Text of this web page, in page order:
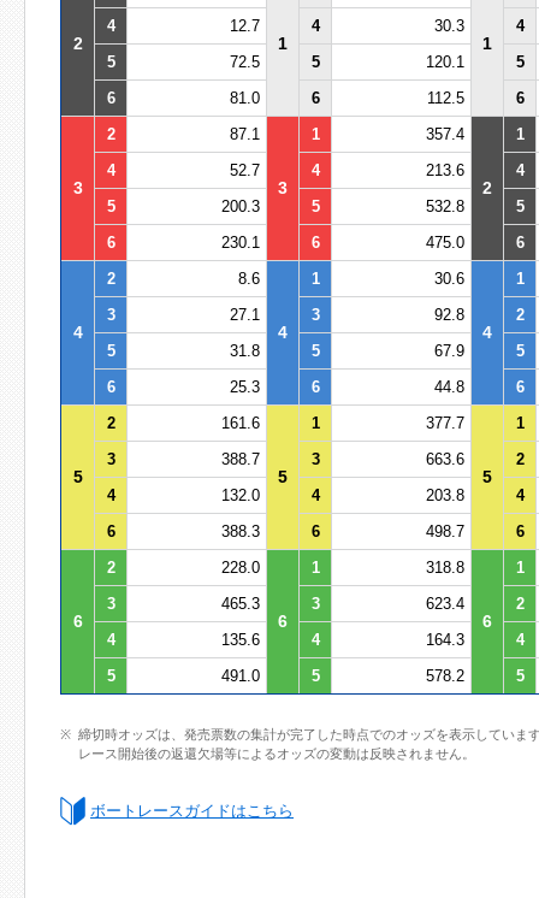
2 1 1
4
12.7 4 30.3
4
5
72.5 5 120.1
5
6
81.0 6 112.5 6
3
2 87.1
3
1 357.4
2
1
4
52.7 4 213.6
4
5
200.3 5 532.8
5
6
230.1 6 475.0 6
4
2 8.6
4
1 30.6
4
1
3
27.1 3 92.8
2
5
31.8 5 67.9
5
6
25.3 6 44.8 6
5
2 161.6
5
1 377.7
5
1
3
388.7 3 663.6
2
4
132.0 4 203.8
4
6
388.3 6 498.7 6
6
2 228.0
6
1 318.8
6
1
3
465.3 3 623.4
2
4
135.6 4 164.3
4
5
491.0 5 578.2 5
締切時オッズは、発売票数の集計が完了した時点でのオッズを表示していま
レース開始後の返還欠場等によるオッズの変動は反映されません。
ボートレースガイドはこちら